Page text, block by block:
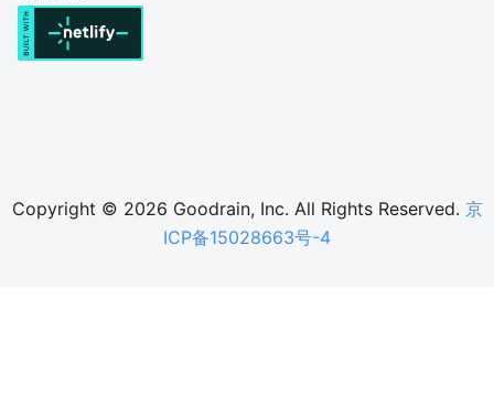
Copyright © 2026 Goodrain, Inc. All Rights Reserved. 京
ICP备15028663号-4